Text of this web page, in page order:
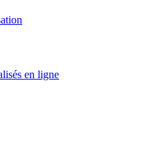
en ligne